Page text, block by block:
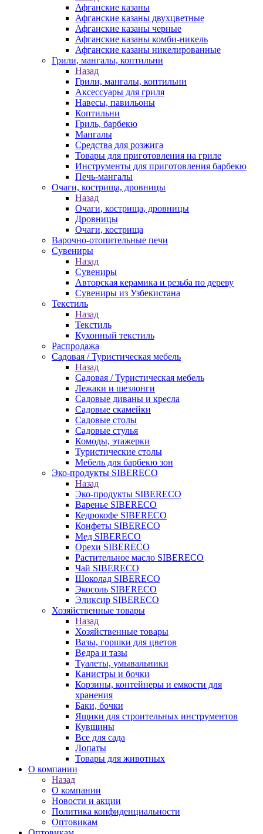
Афганские казаны
Афганские казаны двухцветные
Афганские казаны черные
Афганские казаны комби-никель
Афганские казаны никелированные
Грили, мангалы, коптильни
Назад
Грили, мангалы, коптильни
Аксессуары для гриля
Навесы, павильоны
Коптильни
Гриль, барбекю
Мангалы
Средства для розжига
Товары для приготовления на гриле
Инструменты для приготовления барбекю
Печь-мангалы
Очаги, кострища, дровницы
Назад
Очаги, кострища, дровницы
Дровницы
Очаги, кострища
Варочно-отопительные печи
Сувениры
Назад
Сувениры
Авторская керамика и резьба по дереву
Сувениры из Узбекистана
Текстиль
Назад
Текстиль
Кухонный текстиль
Распродажа
Садовая / Туристическая мебель
Назад
Садовая / Туристическая мебель
Лежаки и шезлонги
Садовые диваны и кресла
Садовые скамейки
Садовые столы
Садовые стулья
Комоды, этажерки
Туристические столы
Мебель для барбекю зон
Эко-продукты SIBERECO
Назад
Эко-продукты SIBERECO
Варенье SIBERECO
Кедрокофе SIBERECO
Конфеты SIBERECO
Мед SIBERECO
Орехи SIBERECO
Растительное масло SIBERECO
Чай SIBERECO
Шоколад SIBERECO
Экосоль SIBERECO
Эликсир SIBERECO
Хозяйственные товары
Назад
Хозяйственные товары
Вазы, горшки для цветов
Ведра и тазы
Туалеты, умывальники
Канистры и бочки
Корзины, контейнеры и емкости для
хранения
Баки, бочки
Ящики для строительных инструментов
Кувшины
Все для сада
Лопаты
Товары для животных
О компании
Назад
О компании
Новости и акции
Политика конфиденциальности
Оптовикам